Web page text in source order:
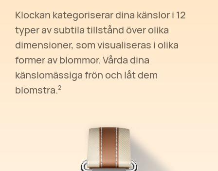
Klockan kategoriserar dina känslor i 12
typer av subtila tillstånd över olika
dimensioner, som visualiseras i olika
former av blommor. Vårda dina
känslomässiga frön och låt dem
blomstra.2